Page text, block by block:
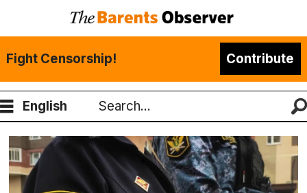
Fight Censorship! Contribute
English
Search